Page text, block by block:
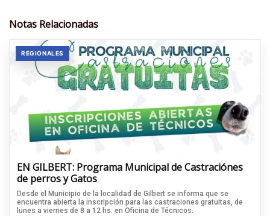
Notas Relacionadas
REGIONALES
EN GILBERT: Programa Municipal de Castraciónes
de perros y Gatos
Desde el Municipio de la localidad de Gilbert se informa que se
encuentra abierta la inscripción para las castraciones gratuitas, de
lunes a viernes de 8 a 12 hs. en Oficina de Técnicos.